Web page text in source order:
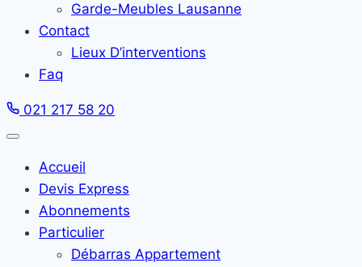
Garde-Meubles Lausanne
Contact
Lieux D’interventions
Faq
021 217 58 20
Accueil
Devis Express
Abonnements
Particulier
Débarras Appartement